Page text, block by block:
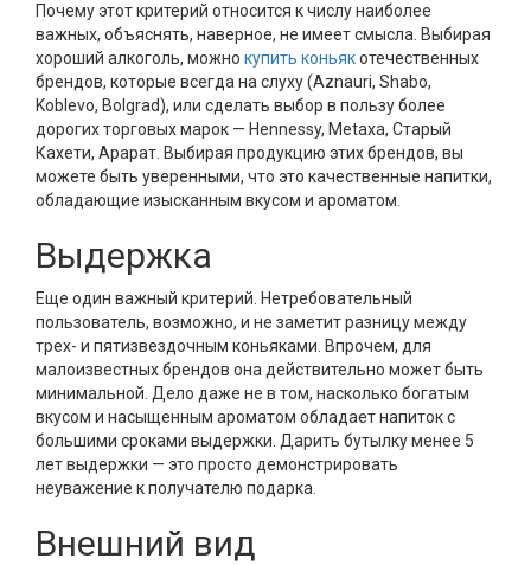
Почему этот критерий относится к числу наиболее
важных, объяснять, наверное, не имеет смысла. Выбирая
хороший алкоголь, можно купить коньякотечественных
брендов, которые всегда на слуху (Aznauri, Shabo,
Koblevo, Bolgrad), или сделать выбор в пользу более
дорогих торговых марок — Hennessy, Metaxa, Старый
Кахети, Арарат. Выбирая продукцию этих брендов, вы
можете быть уверенными, что это качественные напитки,
обладающие изысканным вкусом и ароматом.
Выдержка
Еще один важный критерий. Нетребовательный
пользователь, возможно, и не заметит разницу между
трех- и пятизвездочным коньяками. Впрочем, для
малоизвестных брендов она действительно может быть
минимальной. Дело даже не в том, насколько богатым
вкусом и насыщенным ароматом обладает напиток с
большими сроками выдержки. Дарить бутылку менее 5
лет выдержки — это просто демонстрировать
неуважение к получателю подарка.
Внешний вид